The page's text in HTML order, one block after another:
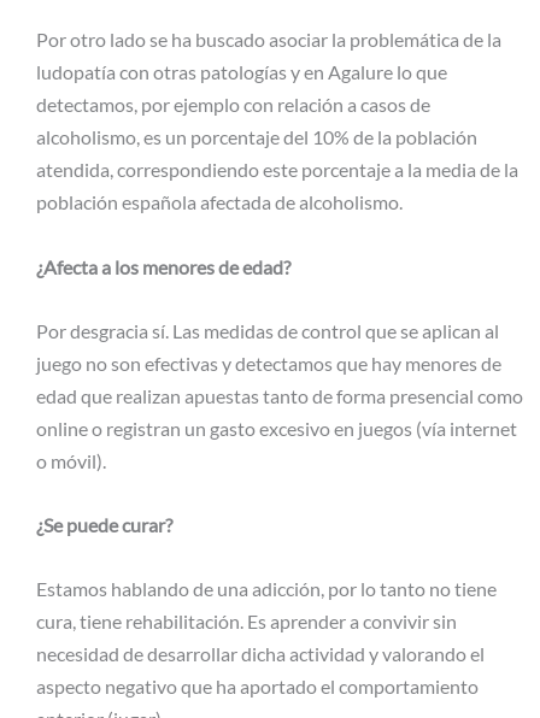
Por otro lado se ha buscado asociar la problemática de la
ludopatía con otras patologías y en Agalure lo que
detectamos, por ejemplo con relación a casos de
alcoholismo, es un porcentaje del 10% de la población
atendida, correspondiendo este porcentaje a la media de la
población española afectada de alcoholismo.
¿Afecta a los menores de edad?
Por desgracia sí. Las medidas de control que se aplican al
juego no son efectivas y detectamos que hay menores de
edad que realizan apuestas tanto de forma presencial como
online o registran un gasto excesivo en juegos (vía internet
o móvil).
¿Se puede curar?
Estamos hablando de una adicción, por lo tanto no tiene
cura, tiene rehabilitación. Es aprender a convivir sin
necesidad de desarrollar dicha actividad y valorando el
aspecto negativo que ha aportado el comportamiento